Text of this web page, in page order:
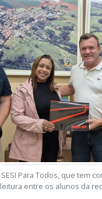
Para Todos, que tem
entre os alunos da